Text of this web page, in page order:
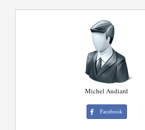
Michel Audiard
Facebook